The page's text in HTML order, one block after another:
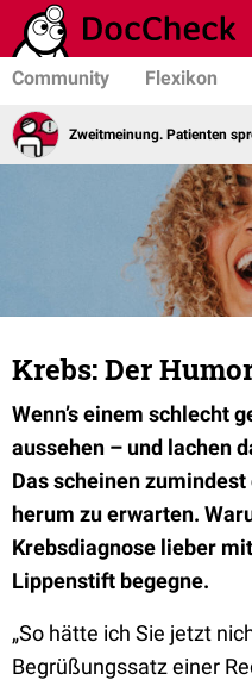
Community Flexikon
Zweitmeinung. Patienten
Krebs: Der
Wenn’s einem schlecht
aussehen – und lachen
Das scheinen
herum zu erwarten.
Krebsdiagnose lieber
Lippenstift begegne.
„So hätte ich Sie jetzt
Begrüßungssatz einer